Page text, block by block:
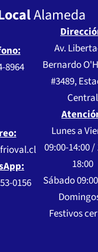
Alameda
8964
Av.
Bernardo
#3489,
Central
0156
Lunes a
09:00-14:00 /
18:00
Sábado
Festivos